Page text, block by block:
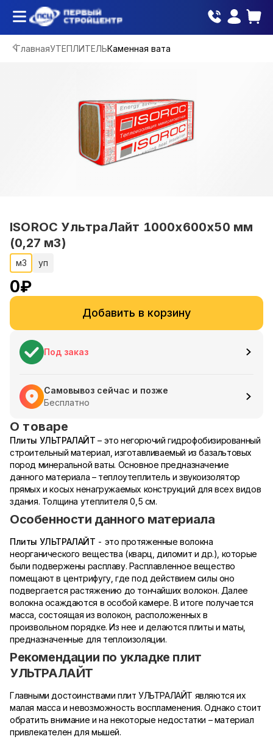
ГлавнаяУТЕПЛИТЕЛЬКаменная вата
ISOROC УльтраЛайт 1000х600х50 мм
(0,27 м3)
м3 уп
0₽
Добавить в корзину
Под заказ
Самовывоз сейчас и позже
Бесплатно
О товаре
Плиты УЛЬТРАЛАЙТ – это негорючий гидрофобизированный
строительный материал, изготавливаемый из базальтовых
пород минеральной ваты. Основное предназначение
данного материала – теплоутеплитель и звукоизолятор
прямых и косых ненагружаемых конструкций для всех видов
здания. Толщина утеплителя 0,5 см.
Особенности данного материала
Плиты УЛЬТРАЛАЙТ - это протяженные волокна
неорганического вещества (кварц, диломит и др.), которые
были подвержены расплаву. Расплавленное вещество
помещают в центрифугу, где под действием силы оно
подвергается растяжению до тончайших волокон. Далее
волокна осаждаются в особой камере. В итоге получается
масса, состоящая из волокон, расположенных в
произвольном порядке. Из нее и делаются плиты и маты,
предназначенные для теплоизоляции.
Рекомендации по укладке плит
УЛЬТРАЛАЙТ
Главными достоинствами плит УЛЬТРАЛАЙТ являются их
малая масса и невозможность воспламенения. Однако стоит
обратить внимание и на некоторые недостатки – материал
привлекателен для мышей.